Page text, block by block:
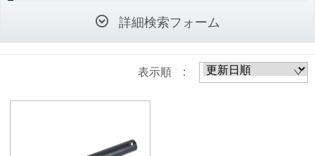
詳細検索フォーム
表示順 :